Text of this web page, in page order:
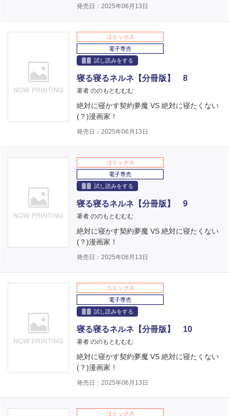
発売日：2025年06月13日
コミックス
電子専売
試し読みをする
寝る寝るネルネ【分冊版】 8
著者 ののもとむむむ
絶対に寝かす契約夢魔 VS 絶対に寝たくない
(？)漫画家！
発売日：2025年06月13日
コミックス
電子専売
試し読みをする
寝る寝るネルネ【分冊版】 9
著者 ののもとむむむ
絶対に寝かす契約夢魔 VS 絶対に寝たくない
(？)漫画家！
発売日：2025年06月13日
コミックス
電子専売
試し読みをする
寝る寝るネルネ【分冊版】 10
著者 ののもとむむむ
絶対に寝かす契約夢魔 VS 絶対に寝たくない
(？)漫画家！
発売日：2025年06月13日
コミックス